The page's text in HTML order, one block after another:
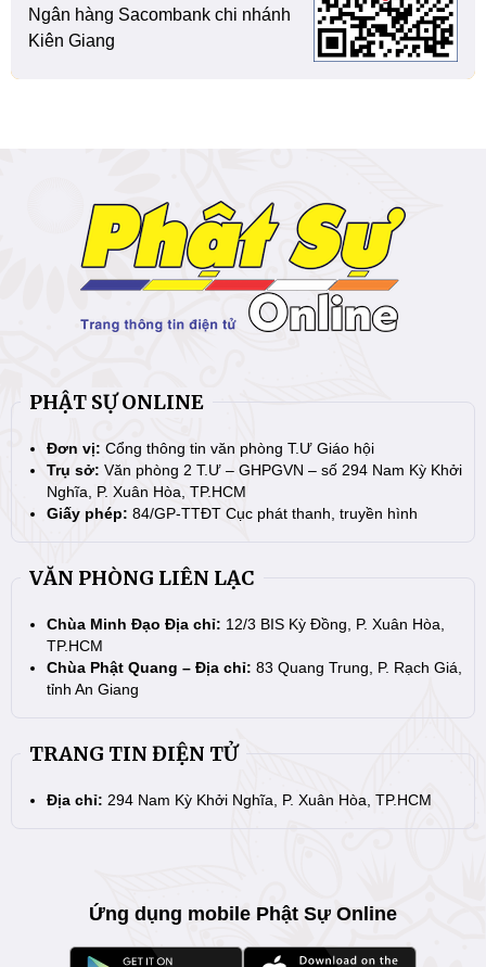
Ngân hàng Sacombank chi nhánh
Kiên Giang
PHẬT SỰ ONLINE
Đơn vị: Cổng thông tin văn phòng T.Ư Giáo hội
Trụ sở: Văn phòng 2 T.Ư – GHPGVN – số 294 Nam Kỳ Khởi
Nghĩa, P. Xuân Hòa, TP.HCM
Giấy phép: 84/GP-TTĐT Cục phát thanh, truyền hình
VĂN PHÒNG LIÊN LẠC
Chùa Minh Đạo Địa chỉ: 12/3 BIS Kỳ Đồng, P. Xuân Hòa,
TP.HCM
Chùa Phật Quang – Địa chỉ: 83 Quang Trung, P. Rạch Giá,
tỉnh An Giang
TRANG TIN ĐIỆN TỬ
Địa chỉ: 294 Nam Kỳ Khởi Nghĩa, P. Xuân Hòa, TP.HCM
Ứng dụng mobile Phật Sự Online